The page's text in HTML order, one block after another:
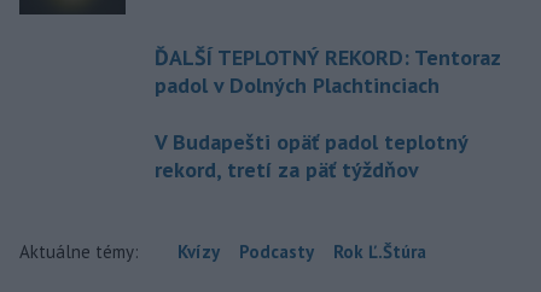
ĎALŠÍ TEPLOTNÝ REKORD: Tentoraz
padol v Dolných Plachtinciach
V Budapešti opäť padol teplotný
rekord, tretí za päť týždňov
Aktuálne témy: Kvízy Podcasty Rok Ľ.Štúra